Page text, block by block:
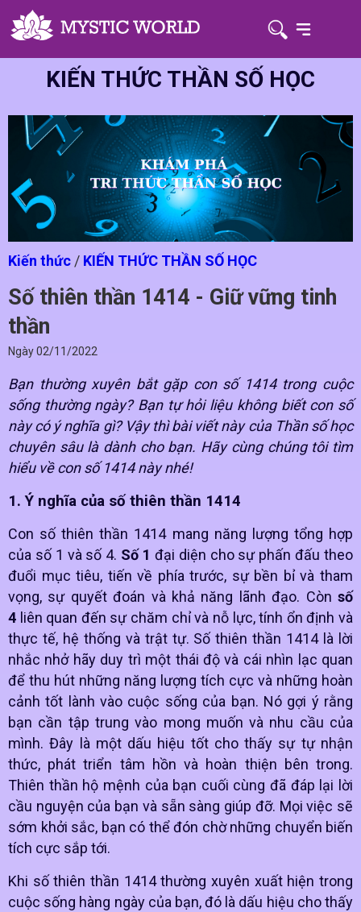
KIẾN THỨC THẦN SỐ HỌC
Kiến thức / KIẾN THỨC THẦN SỐ HỌC
Số thiên thần 1414 - Giữ vững tinh
thần
Ngày02/11/2022
Bạn thường xuyên bắt gặp con số 1414 trong cuộc
sống thường ngày? Bạn tự hỏi liệu không biết con số
này có ý nghĩa gì? Vậy thì bài viết này của Thần số học
chuyên sâu là dành cho bạn. Hãy cùng chúng tôi tìm
hiểu về con số 1414 này nhé!
1. Ý nghĩa của số thiên thần 1414
Con số thiên thần 1414 mang năng lượng tổng hợp
của số 1 và số 4. Số 1 đại diện cho sự phấn đấu theo
đuổi mục tiêu, tiến về phía trước, sự bền bỉ và tham
vọng, sự quyết đoán và khả năng lãnh đạo. Còn số
4 liên quan đến sự chăm chỉ và nỗ lực, tính ổn định và
thực tế, hệ thống và trật tự. Số thiên thần 1414 là lời
nhắc nhở hãy duy trì một thái độ và cái nhìn lạc quan
để thu hút những năng lượng tích cực và những hoàn
cảnh tốt lành vào cuộc sống của bạn. Nó gợi ý rằng
bạn cần tập trung vào mong muốn và nhu cầu của
mình. Đây là một dấu hiệu tốt cho thấy sự tự nhận
thức, phát triển tâm hồn và hoàn thiện bên trong.
Thiên thần hộ mệnh của bạn cuối cùng đã đáp lại lời
cầu nguyện của bạn và sẵn sàng giúp đỡ. Mọi việc sẽ
sớm khởi sắc, bạn có thể đón chờ những chuyển biến
tích cực sắp tới.
Khi số thiên thần 1414 thường xuyên xuất hiện trong
cuộc sống hàng ngày của bạn, đó là dấu hiệu cho thấy